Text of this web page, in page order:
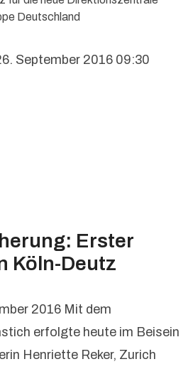
Deutschland
September 2016 09:30
Erster
Köln-Deutz
2016 Mit dem
erfolgte heute im Beisein
Henriette Reker, Zurich